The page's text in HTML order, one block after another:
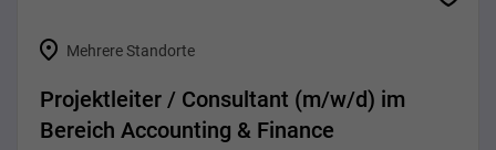
Mehrere Standorte
Projektleiter / Consultant (m/w/d) im
Bereich Accounting & Finance